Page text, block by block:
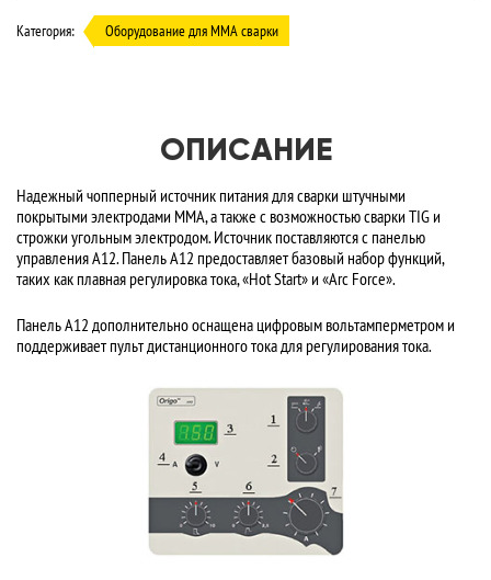
Категория: Оборудование для MMA сварки
ОПИСАНИЕ
Надежный чопперный источник питания для сварки штучными
покрытыми электродами ММА, а также с возможностью сварки TIG и
строжки угольным электродом. Источник поставляются с панелью
управления A12. Панель A12 предоставляет базовый набор функций,
таких как плавная регулировка тока, «Hot Start» и «Arc Force».
Панель A12 дополнительно оснащена цифровым вольтамперметром и
поддерживает пульт дистанционного тока для регулирования тока.